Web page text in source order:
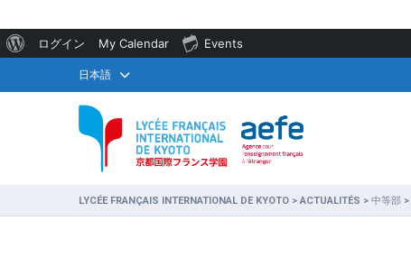
WordPress
ログイン My Calendar Events
日本語
LYCÉE FRANÇAIS INTERNATIONAL DE KYOTO >ACTUALITÉS > 中等部 >